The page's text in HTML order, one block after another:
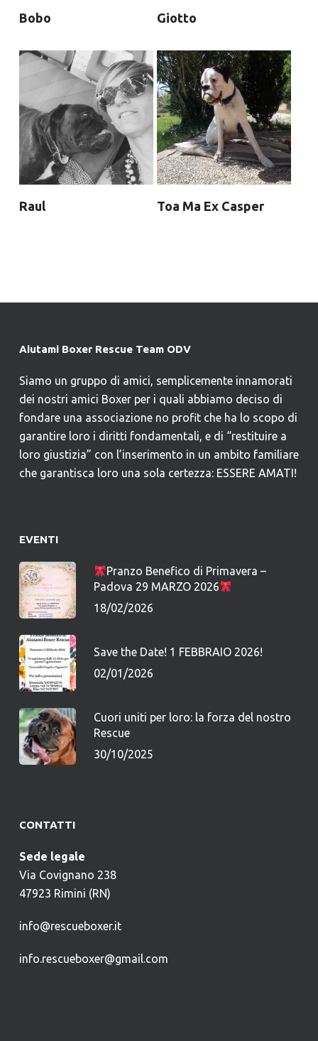
Bobo Giotto
Raul Toa Ma Ex Casper
Aiutami Boxer Rescue Team ODV
Siamo un gruppo di amici, semplicemente innamorati
dei nostri amici Boxer per i quali abbiamo deciso di
fondare una associazione no profit che ha lo scopo di
garantire loro i diritti fondamentali, e di “restituire a
loro giustizia” con l’inserimento in un ambito familiare
che garantisca loro una sola certezza: ESSERE AMATI!
EVENTI
Pranzo Benefico di Primavera –
Padova 29 MARZO 2026
18/02/2026
Save the Date! 1 FEBBRAIO 2026!
02/01/2026
Cuori uniti per loro: la forza del nostro
Rescue
30/10/2025
CONTATTI
Sede legale
Via Covignano 238
47923 Rimini (RN)
info@rescueboxer.it
info.rescueboxer@gmail.com